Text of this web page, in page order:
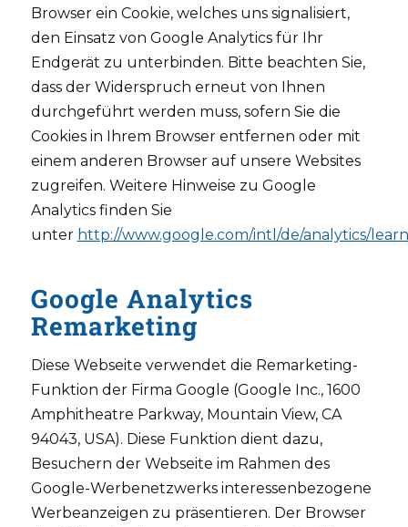
Browser ein Cookie, welches uns signalisiert,
den Einsatz von Google Analytics für Ihr
Endgerät zu unterbinden. Bitte beachten Sie,
dass der Widerspruch erneut von Ihnen
durchgeführt werden muss, sofern Sie die
Cookies in Ihrem Browser entfernen oder mit
einem anderen Browser auf unsere Websites
zugreifen. Weitere Hinweise zu Google
Analytics finden Sie
unter http://www.google.com/intl/de/analytics/
Google Analytics
Remarketing
Diese Webseite verwendet die Remarketing-
Funktion der Firma Google (Google Inc., 1600
Amphitheatre Parkway, Mountain View, CA
94043, USA). Diese Funktion dient dazu,
Besuchern der Webseite im Rahmen des
Google-Werbenetzwerks interessenbezogene
Werbeanzeigen zu präsentieren. Der Browser